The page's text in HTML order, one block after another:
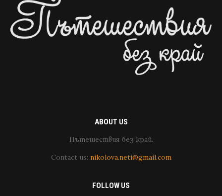
ABOUT US
Пътешествия без край.
Contact us: nikolova.neti@gmail.com
FOLLOW US